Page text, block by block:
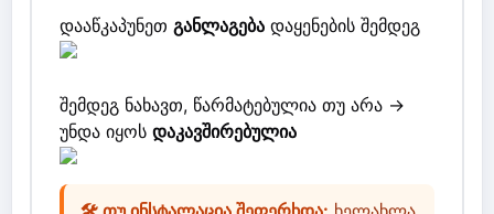
დააწკაპუნეთ განლაგება დაყენების შემდეგ
შემდეგ ნახავთ, წარმატებულია თუ არა ->
უნდა იყოს დაკავშირებულია